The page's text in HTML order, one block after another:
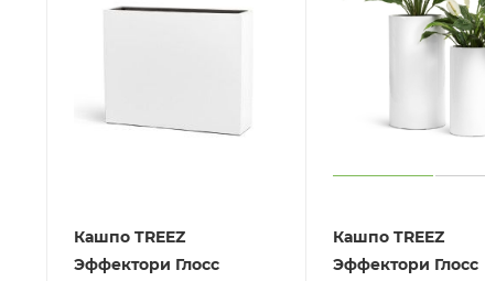
Кашпо TREEZ
Эффектори Глосс
Кашпо TREEZ
Эффектори Глосс